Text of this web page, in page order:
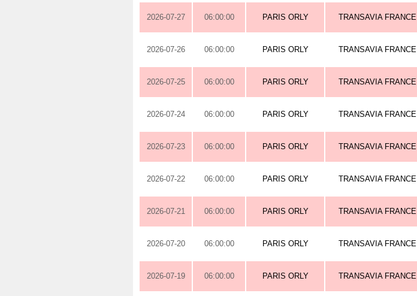
2026-07-27 06:00:00 PARIS ORLY TRANSAVIA FRANCE
2026-07-26 06:00:00 PARIS ORLY TRANSAVIA FRANCE
2026-07-25 06:00:00 PARIS ORLY TRANSAVIA FRANCE
2026-07-24 06:00:00 PARIS ORLY TRANSAVIA FRANCE
2026-07-23 06:00:00 PARIS ORLY TRANSAVIA FRANCE
2026-07-22 06:00:00 PARIS ORLY TRANSAVIA FRANCE
2026-07-21 06:00:00 PARIS ORLY TRANSAVIA FRANCE
2026-07-20 06:00:00 PARIS ORLY TRANSAVIA FRANCE
2026-07-19 06:00:00 PARIS ORLY TRANSAVIA FRANCE